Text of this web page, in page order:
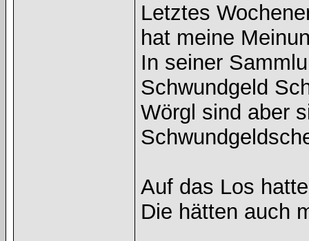
Letztes
hat meine
In seiner
Schwundgeld
Wörgl sind aber
Auf das Los
Die hätten auch